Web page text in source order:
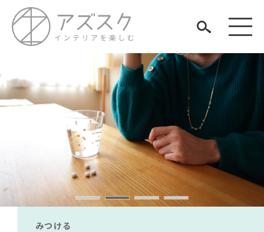
TAG LIST
#無印良品 #unico #アダル#大川家具
#ニトリ#コメリ#波瑠#IKEA#関家具
#インテリアの法則
見つける
知る
楽しむ
みつける
みつける
みつける
みつける
みつける
みつける